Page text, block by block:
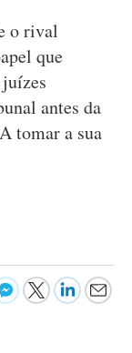
o rival
que
antes da
tomar a sua